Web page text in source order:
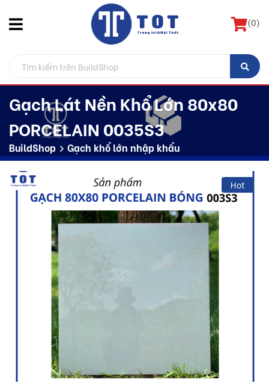
(0)
Gạch Lát Nền Khổ Lớn 80x80
PORCELAIN 0035S3
BuildShop Gạch khổ lớn nhập khẩu
Hot